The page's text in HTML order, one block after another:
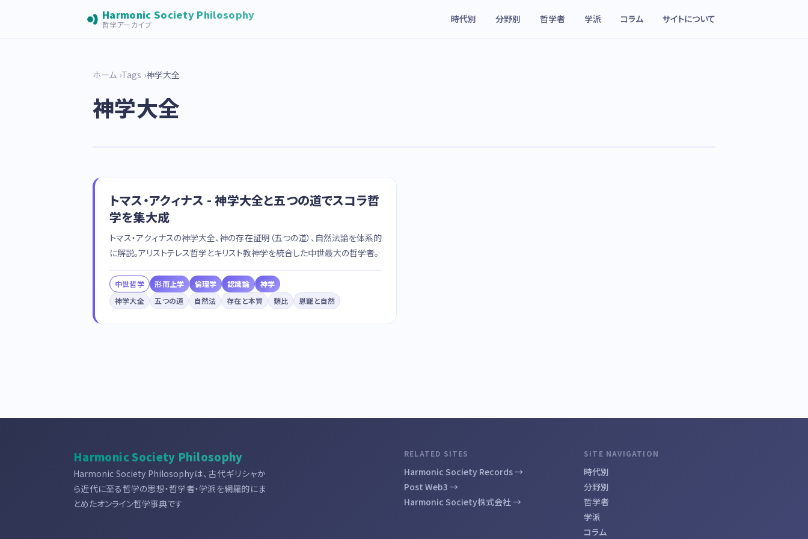
Harmonic Society Philosophy
哲学アーカイブ 時代別 分野別 哲学者 学派 コラム サイトについて
ホーム Tags 神学大全
神学大全
トマス・アクィナス - 神学大全と五つの道でスコラ哲
学を集大成
トマス・アクィナスの神学大全、神の存在証明（五つの道）、自然法論を体系的
に解説。アリストテレス哲学とキリスト教神学を統合した中世最大の哲学者。
中世哲学 形而上学 倫理学 認識論
神学
神学大全
五つの道 自然法 存在と本質 類比 恩寵と自然
Harmonic Society Philosophy
Harmonic Society Philosophyは、古代ギリシャか
ら近代に至る哲学の思想・哲学者・学派を網羅的にま
とめたオンライン哲学事典です
RELATED SITES
Harmonic Society Records →
Post Web3 →
Harmonic Society株式会社 →
SITE NAVIGATION
時代別
分野別
哲学者
学派
コラム